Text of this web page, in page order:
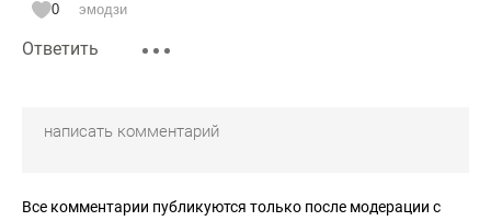
0 эмодзи
Ответить
Все комментарии публикуются только после модерации с